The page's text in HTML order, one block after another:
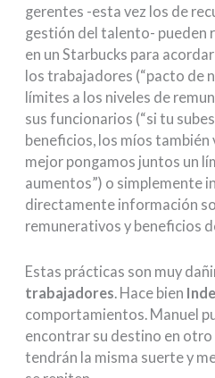
gerentes -esta vez los de
gestión del talento- pueden
en un Starbucks para
los trabajadores (“pacto de
límites a los niveles de
sus funcionarios (“si tu
beneficios, los míos también
mejor pongamos juntos un
aumentos”) o simplemente
directamente información
remunerativos y beneficios
Estas prácticas son muy
trabajadores . Hace bien
comportamientos. Manuel
encontrar su destino en
tendrán la misma suerte y